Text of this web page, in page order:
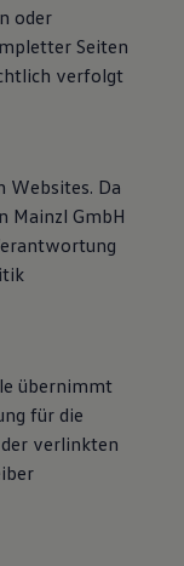
oder
Seiten
verfolgt
Websites. Da
Mainzl GmbH
übernimmt
für die
verlinkten